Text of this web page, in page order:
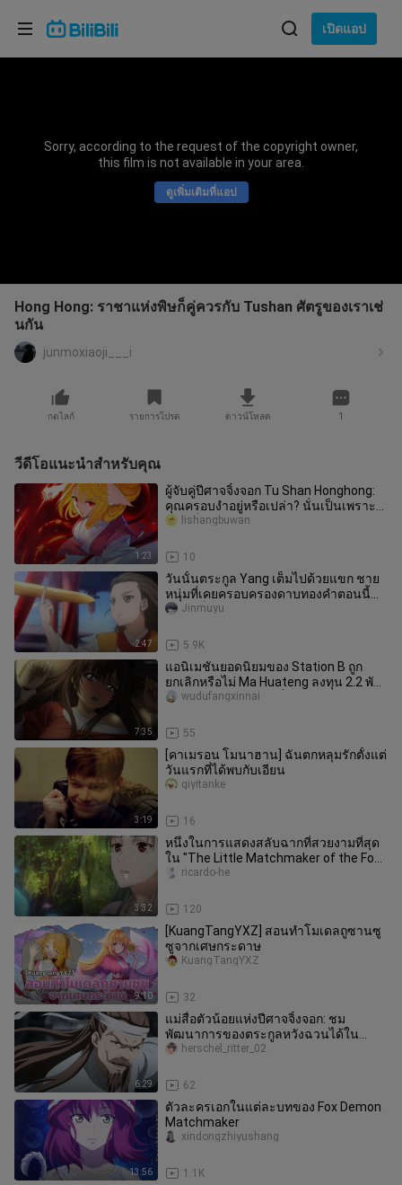
เปิดแอป
Sorry, according to the request of the copyright owner,
this film is not available in your area.
ดูเพิ่มเติมที่แอป
Hong Hong: ราชาแห่งพิษก็คู่ควรกับ Tushan ศัตรูของเราเช่
นกัน
junmoxiaoji___i
กดไลก์ รายการโปรด ดาวน์โหลด 1
วีดีโอแนะนำสำหรับคุณ
1:23
ผู้จับคู่ปีศาจจิ้งจอก Tu Shan Honghong:
คุณครอบงำอยู่หรือเปล่า? นั่นเป็นเพราะ
ฉันแข็งแกร่งพอ!
10
lishangbuwan
2:47
วันนั้นตระกูล Yang เต็มไปด้วยแขก ชาย
หนุ่มที่เคยครอบครองดาบทองคำตอนนี้
กลายเป็นผู้นำขององค์กรหน้ากาก
5.9K
Jinmuyu
7:35
แอนิเมชันยอดนิยมของ Station B ถูก
ยกเลิกหรือไม่ Ma Huateng ลงทุน 2.2 พัน
ล้านในความร่วมมือเพื่อสร้างกา
55
wudufangxinnai
3:19
[คาเมรอน โมนาฮาน] ฉันตกหลุมรักตั้งแต่
วันแรกที่ได้พบกับเอียน
16
qiyitanke
3:32
หนึ่งในการแสดงสลับฉากที่สวยงามที่สุด
ใน "The Little Matchmaker of the Fox
Demon: Two Lives of Flowers
120
ricardo-he
9:10
[KuangTangYXZ] สอนทำโมเดลถูซานซู
ซูจากเศษกระดาษ
32
KuangTangYXZ
6:29
แม่สื่อตัวน้อยแห่งปีศาจจิ้งจอก: ชม
พัฒนาการของตระกูลหวังฉวนได้ใน
คราวเดียว
62
herschel_ritter_02
13:56
ตัวละครเอกในแต่ละบทของ Fox Demon
Matchmaker
1.1K
xindongzhiyushang
เลือกภาษา